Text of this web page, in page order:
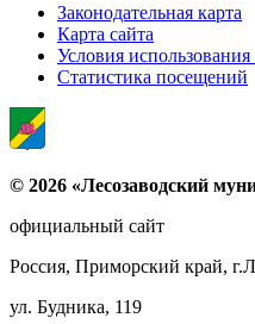
Законодательная карта
Карта сайта
Условия использования
Статистика посещений
© 2026 «Лесозаводский
официальный сайт
Россия, Приморский край,
ул. Будника, 119